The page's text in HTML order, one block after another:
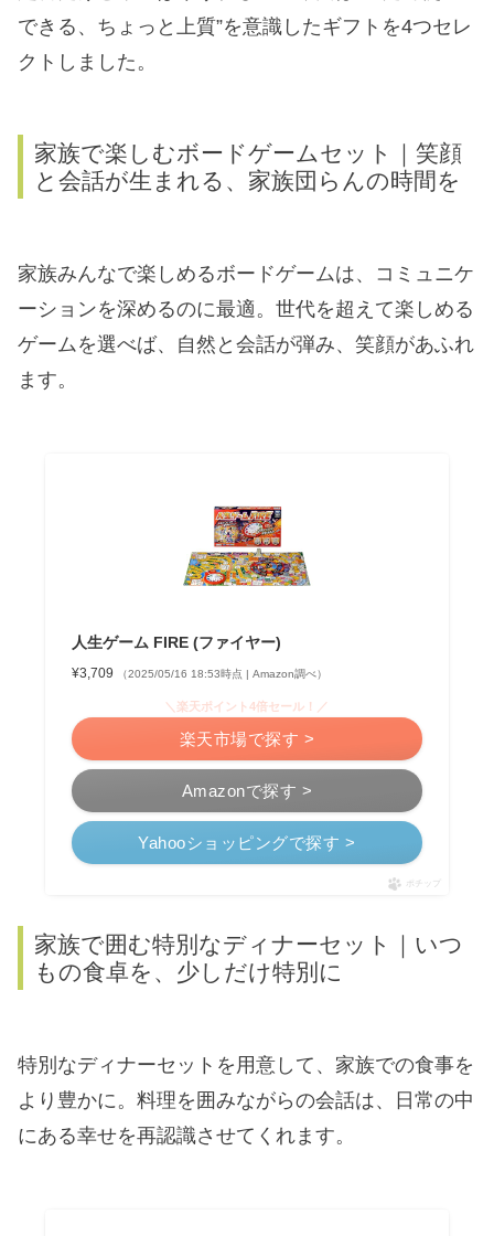
できる、ちょっと上質”を意識したギフトを4つセレ
クトしました。
家族で楽しむボードゲームセット｜笑顔
と会話が生まれる、家族団らんの時間を
家族みんなで楽しめるボードゲームは、コミュニケ
ーションを深めるのに最適。世代を超えて楽しめる
ゲームを選べば、自然と会話が弾み、笑顔があふれ
ます。
人生ゲーム FIRE (ファイヤー)
¥3,709 （2025/05/16 18:53時点 | Amazon調べ）
Amazonで探す >
＼楽天ポイント4倍セール！／
楽天市場で探す >
Yahooショッピングで探す >
ポチップ
家族で囲む特別なディナーセット｜いつ
もの食卓を、少しだけ特別に
特別なディナーセットを用意して、家族での食事を
より豊かに。料理を囲みながらの会話は、日常の中
にある幸せを再認識させてくれます。